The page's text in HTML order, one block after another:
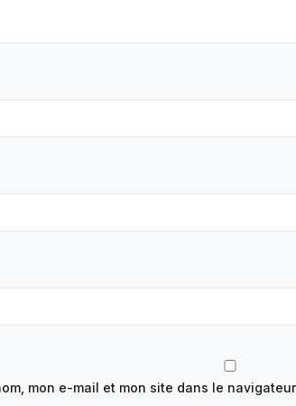
mon e-mail et mon site dans le